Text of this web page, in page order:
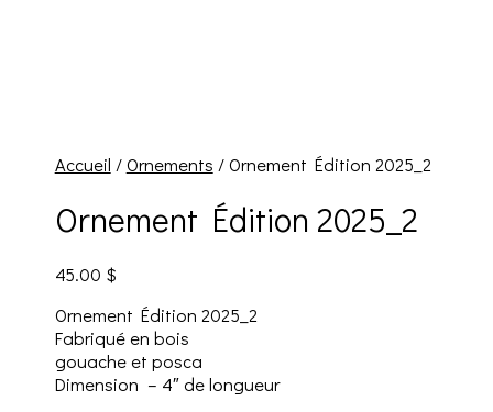
Accueil /Ornements / Ornement Édition 2025_2
Ornement Édition 2025_2
45.00 $
Ornement Édition 2025_2
Fabriqué en bois
gouache et posca
Dimension – 4″ de longueur